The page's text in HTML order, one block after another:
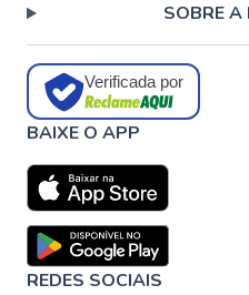
SOBRE A
Verificada por
BAIXE O APP
REDES SOCIAIS